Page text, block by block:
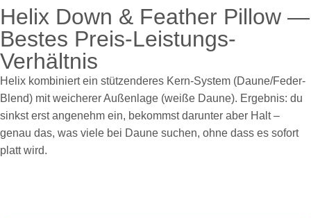
Helix Down & Feather Pillow —
Bestes Preis-Leistungs-
Verhältnis
Helix kombiniert ein stützenderes Kern-System (Daune/Feder-
Blend) mit weicherer Außenlage (weiße Daune). Ergebnis: du
sinkst erst angenehm ein, bekommst darunter aber Halt –
genau das, was viele bei Daune suchen, ohne dass es sofort
platt wird.